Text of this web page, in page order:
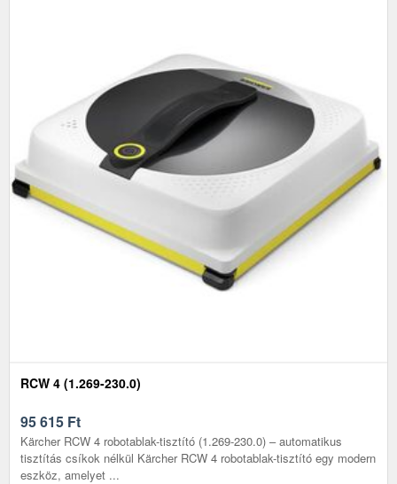
RCW 4 (1.269-230.0)
95 615 Ft
Kärcher RCW 4 robotablak-tisztító (1.269-230.0) – automatikus
tisztítás csíkok nélkül Kärcher RCW 4 robotablak-tisztító egy modern
eszköz, amelyet ...